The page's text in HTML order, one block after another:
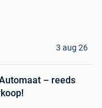
3 aug 26
– reeds